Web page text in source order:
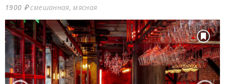
1900 ₽смешанная, мясная